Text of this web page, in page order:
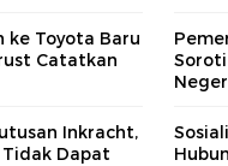
ke Toyota Baru
Catatkan
Inkracht,
Dapat